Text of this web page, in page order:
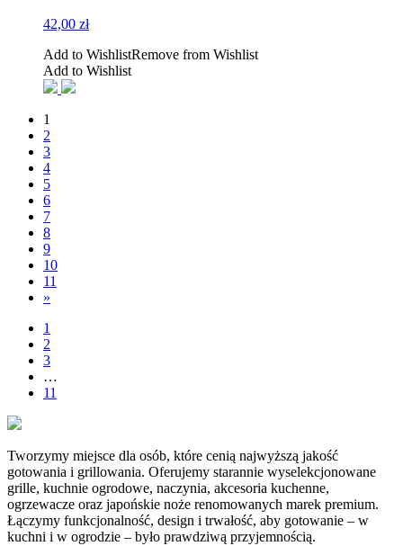
42,00 zł
Add to WishlistRemove from Wishlist
Add to Wishlist
1
2
3
4
5
6
7
8
9
10
11
»
1
2
3
…
11
Tworzymy miejsce dla osób, które cenią najwyższą jakość
gotowania i grillowania. Oferujemy starannie wyselekcjonowane
grille, kuchnie ogrodowe, naczynia, akcesoria kuchenne,
ogrzewacze oraz japońskie noże renomowanych marek premium.
Łączymy funkcjonalność, design i trwałość, aby gotowanie – w
kuchni i w ogrodzie – było prawdziwą przyjemnością.